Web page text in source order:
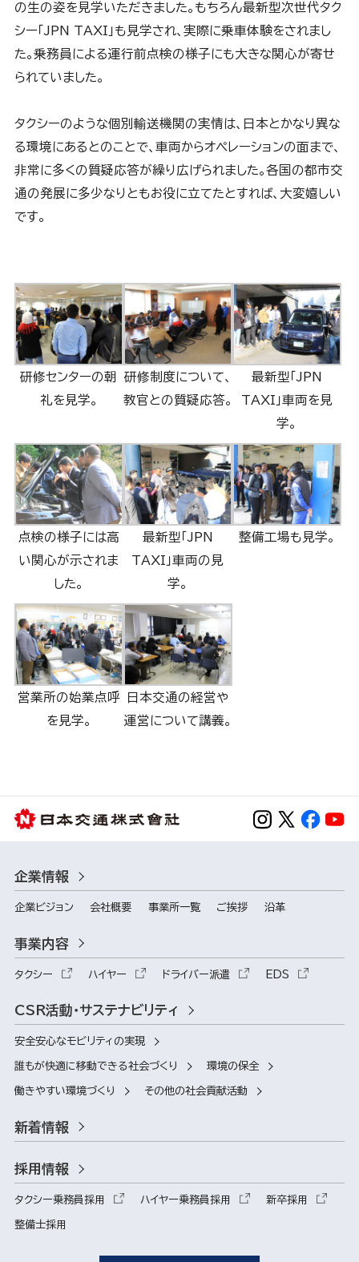
の生の姿を見学いただきました。もちろん最新型次世代タク
シー「JPN TAXI」も見学され、実際に乗車体験をされまし
た。乗務員による運行前点検の様子にも大きな関心が寄せ
られていました。
タクシーのような個別輸送機関の実情は、日本とかなり異な
る環境にあるとのことで、車両からオペレーションの面まで、
非常に多くの質疑応答が繰り広げられました。各国の都市交
通の発展に多少なりともお役に立てたとすれば、大変嬉しい
です。
研修センターの朝
礼を見学。
研修制度について、
教官との質疑応答。
最新型「JPN
TAXI」車両を見
学。
点検の様子には高
い関心が示されま
した。
最新型「JPN
TAXI」車両の見
学。
整備工場も見学。
営業所の始業点呼
を見学。
日本交通の経営や
運営について講義。
企業情報
企業ビジョン 会社概要 事業所一覧 ご挨拶 沿革
事業内容
タクシー ハイヤー ドライバー派遣 EDS
CSR活動・サステナビリティ
安全安心なモビリティの実現
誰もが快適に移動できる社会づくり 環境の保全
働きやすい環境づくり その他の社会貢献活動
新着情報
採用情報
タクシー乗務員採用 ハイヤー乗務員採用 新卒採用
整備士採用